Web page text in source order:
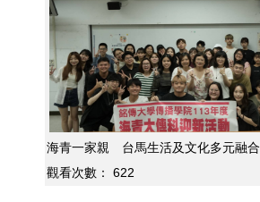
海青一家親 台馬生活及文化多元融合
觀看次數：
622